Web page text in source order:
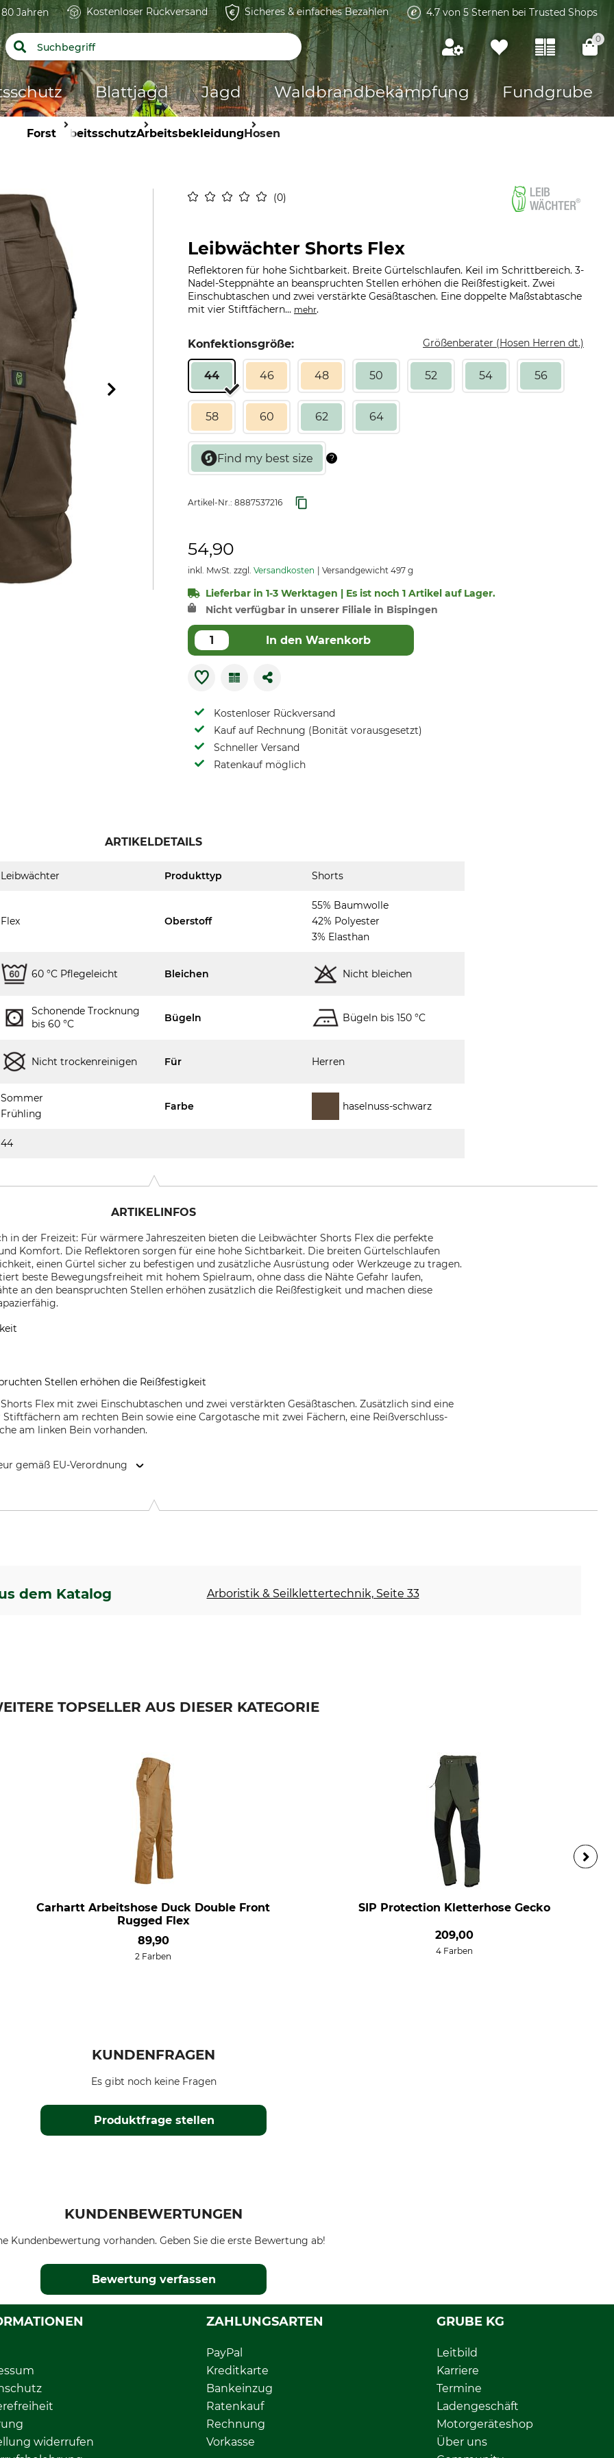
Jahren Kostenloser Rückversand Sicheres & einfaches Bezahlen 4.7 von 5 Sternen bei Trusted Shops
0
Blattjagd Jagd Waldbrandbekämpfung Fundgrube
Forst ArbeitsschutzArbeitsbekleidungHosen
0
Leibwächter Shorts Flex
Reflektoren für hohe Sichtbarkeit. Breite Gürtelschlaufen. Keil im Schrittbereich. 3-
Nadel-Steppnähte an beanspruchten Stellen erhöhen die Reißfestigkeit. Zwei
Einschubtaschen und zwei verstärkte Gesäßtaschen. Eine doppelte Maßstabtasche
mit vier Stiftfächern... mehr.
Konfektionsgröße: Größenberater (Hosen Herren dt.)
44 46 48 50 52 54 56
58 60 62 64
Artikel-Nr.: 8887537216
54,90
inkl. MwSt. zzgl. Versandkosten Versandgewicht 497 g
Lieferbar in 1-3 Werktagen | Es ist noch 1 Artikel auf Lager.
Nicht verfügbar in unserer Filiale in Bispingen
In den Warenkorb
Kostenloser Rückversand
Kauf auf Rechnung (Bonität vorausgesetzt)
Schneller Versand
Ratenkauf möglich
ARTIKELDETAILS
Leibwächter Produkttyp Shorts
Flex Oberstoff
55% Baumwolle
42% Polyester
3% Elasthan
60 °C Pflegeleicht Bleichen Nicht bleichen
Schonende Trocknung
bis 60 °C
Bügeln Bügeln bis 150 °C
Nicht trockenreinigen Für Herren
Sommer
Frühling
Farbe haselnuss-schwarz
44
ARTIKELINFOS
in der Freizeit: Für wärmere Jahreszeiten bieten die Leibwächter Shorts Flex die perfekte
Komfort. Die Reflektoren sorgen für eine hohe Sichtbarkeit. Die breiten Gürtelschlaufen
einen Gürtel sicher zu befestigen und zusätzliche Ausrüstung oder Werkzeuge zu tragen.
beste Bewegungsfreiheit mit hohem Spielraum, ohne dass die Nähte Gefahr laufen,
an den beanspruchten Stellen erhöhen zusätzlich die Reißfestigkeit und machen diese
Stellen erhöhen die Reißfestigkeit
Flex mit zwei Einschubtaschen und zwei verstärkten Gesäßtaschen. Zusätzlich sind eine
am rechten Bein sowie eine Cargotasche mit zwei Fächern, eine Reißverschluss-
am linken Bein vorhanden.
gemäß EU-Verordnung
dem Katalog Arboristik & Seilklettertechnik, Seite 33
TOPSELLER AUS DIESER KATEGORIE
Carhartt Arbeitshose Duck Double Front
Rugged Flex
89,90
2 Farben
SIP Protection Kletterhose Gecko
209,00
4 Farben
KUNDENFRAGEN
Produktfrage stellen
Es gibt noch keine Fragen
KUNDENBEWERTUNGEN
Kundenbewertung vorhanden. Geben Sie die erste Bewertung ab!
Bewertung verfassen
widerrufen
ZAHLUNGSARTEN
PayPal
Kreditkarte
Bankeinzug
Ratenkauf
Rechnung
Vorkasse
GRUBE KG
Leitbild
Karriere
Termine
Ladengeschäft
Motorgeräteshop
Über uns